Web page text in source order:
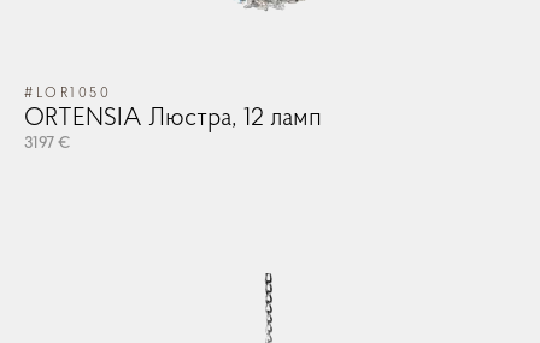
#LOR1050
ORTENSIA Люстра, 12 ламп
3197 €